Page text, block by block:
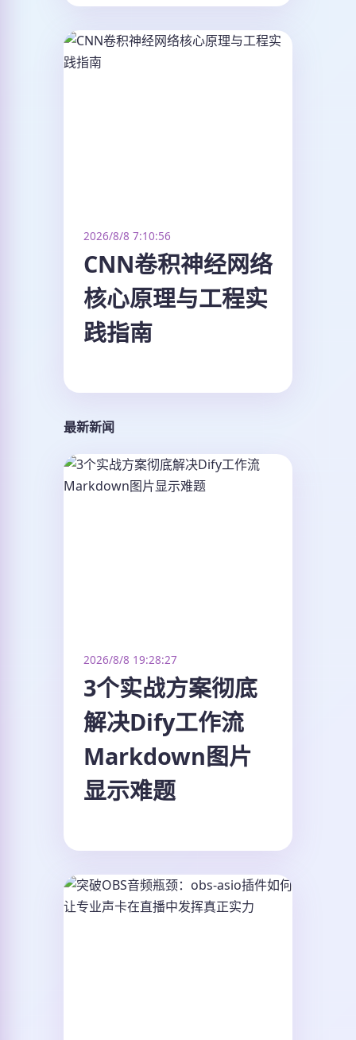
2026/8/8 7:10:56
CNN卷积神经网络
核心原理与工程实
践指南
最新新闻
2026/8/8 19:28:27
3个实战方案彻底
解决Dify工作流
Markdown图片
显示难题